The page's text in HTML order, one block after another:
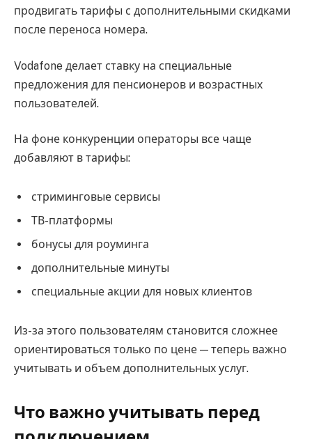
продвигать тарифы с дополнительными скидками
после переноса номера.
Vodafone делает ставку на специальные
предложения для пенсионеров и возрастных
пользователей.
На фоне конкуренции операторы все чаще
добавляют в тарифы:
стриминговые сервисы
ТВ-платформы
бонусы для роуминга
дополнительные минуты
специальные акции для новых клиентов
Из-за этого пользователям становится сложнее
ориентироваться только по цене — теперь важно
учитывать и объем дополнительных услуг.
Что важно учитывать перед